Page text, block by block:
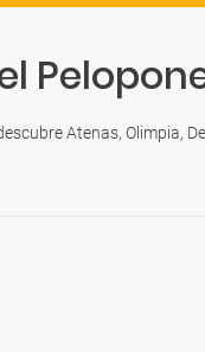
Atenas, Olimpia,